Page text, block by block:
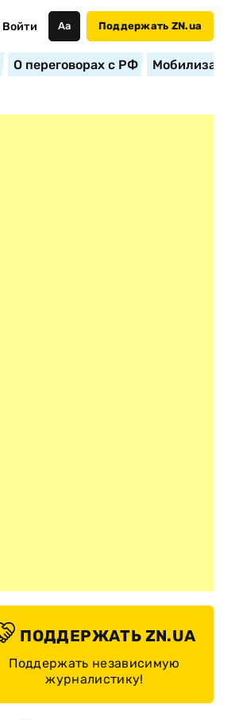
Войти Аа Поддержать ZN.ua
О переговорах с РФ
ПОДДЕРЖАТЬ ZN.UA
Поддержать независимую
журналистику!